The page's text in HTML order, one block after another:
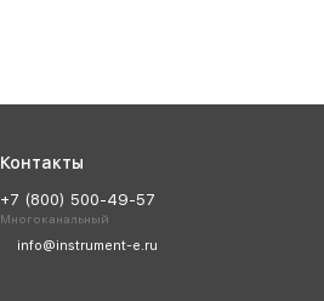
Контакты
+7 (800) 500-49-57
Многоканальный
info@instrument-e.ru